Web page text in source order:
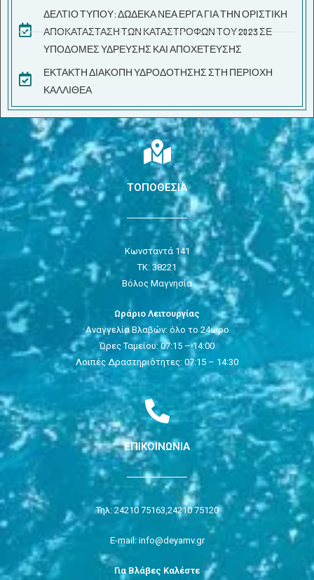
ΔΕΛΤΙΟ ΤΥΠΟΥ: ΔΩΔΕΚΑ ΝΕΑ ΕΡΓΑ ΓΙΑ ΤΗΝ ΟΡΙΣΤΙΚΗ
ΑΠΟΚΑΤΑΣΤΑΣΗ ΤΩΝ ΚΑΤΑΣΤΡΟΦΩΝ ΤΟΥ 2023 ΣΕ
ΥΠΟΔΟΜΕΣ ΥΔΡΕΥΣΗΣ ΚΑΙ ΑΠΟΧΕΤΕΥΣΗΣ
ΕΚΤΑΚΤΗ ΔΙΑΚΟΠΗ ΥΔΡΟΔΟΤΗΣΗΣ ΣΤΗ ΠΕΡΙΟΧΗ
ΚΑΛΛΙΘΕΑ
ΤΟΠΟΘΕΣΙΑ
Κωνσταντά 141
ΤΚ: 38221
Βόλος Μαγνησία
Ωράριο Λειτουργίας
Αναγγελία Βλαβών: όλο το 24ωρο
Ώρες Ταμείου: 07:15 – 14:00
Λοιπές Δραστηριότητες: 07:15 – 14:30
ΕΠΙΚΟΙΝΩΝΙΑ
Τηλ: 24210 75163, 24210 75120
E-mail: info@deyamv.gr
Για Βλάβες Καλέστε